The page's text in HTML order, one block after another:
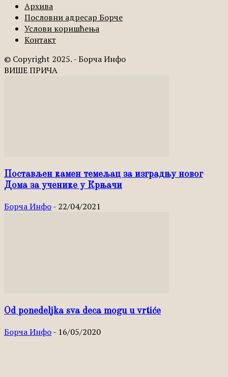
Архива
Пословни адресар Борче
Услови коришћења
Контакт
© Copyright 2025. - Борча Инфо
ВИШЕ ПРИЧА
Постављен камен темељац за изградњу новог
Дома за ученике у Крњачи
Борча Инфо- 22/04/2021
Od ponedeljka sva deca mogu u vrtiće
Борча Инфо- 16/05/2020